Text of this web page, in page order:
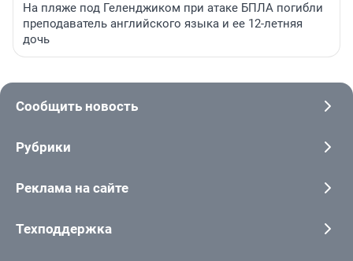
На пляже под Геленджиком при атаке БПЛА погибли
преподаватель английского языка и ее 12-летняя
дочь
Сообщить новость
Рубрики
Реклама на сайте
Техподдержка